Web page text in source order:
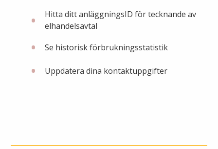
Faktura och betalning
Konsumenträttigheter
Om Alingsås Energi
Leverantörer
Miljö och arbetsmiljö
Hitta ditt anläggningsID för tecknande av
elhandelsavtal
Se historisk förbrukningsstatistik
Uppdatera dina kontaktuppgifter